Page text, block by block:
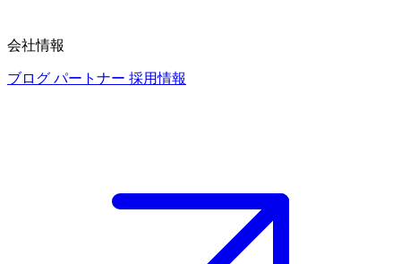
会社情報
ブログ パートナー 採用情報